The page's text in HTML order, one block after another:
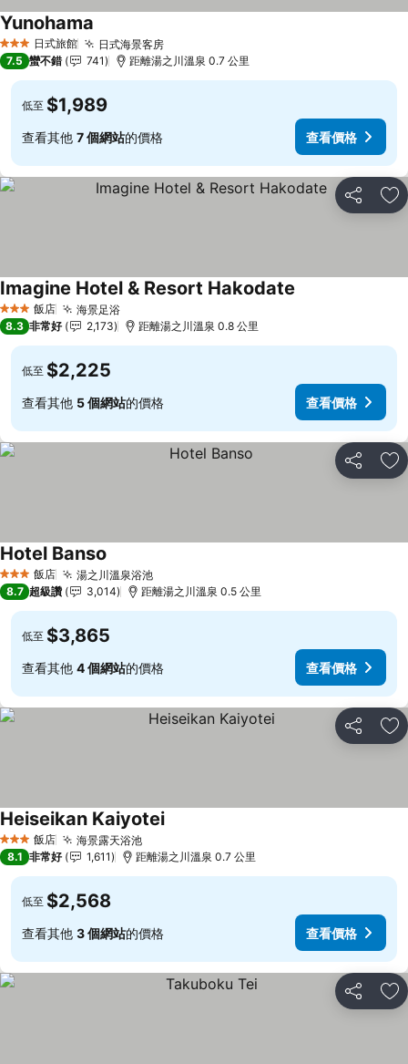
3 星級 日式旅館 日式海景客房
Yunohama
7.5 蠻不錯 741 距離湯之川溫泉 0.7 公里
低至 $1,989
查看其他 7 個網站的價格 查看價格
分享 加
3 星級 飯店 海景足浴
Imagine Hotel & Resort Hakodate
8.3 非常好 2,173 距離湯之川溫泉 0.8 公里
低至 $2,225
查看其他 5 個網站的價格 查看價格
分享 加
3 星級 飯店 湯之川溫泉浴池
Hotel Banso
8.7 超級讚 3,014 距離湯之川溫泉 0.5 公里
低至 $3,865
查看其他 4 個網站的價格 查看價格
分享 加
3 星級 飯店 海景露天浴池
Heiseikan Kaiyotei
8.1 非常好 1,611 距離湯之川溫泉 0.7 公里
低至 $2,568
查看其他 3 個網站的價格 查看價格
分享 加